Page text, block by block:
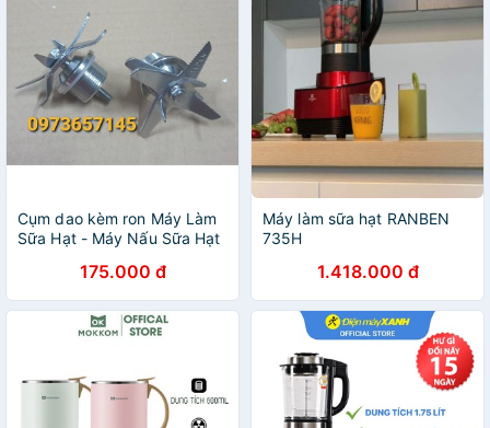
Cụm dao kèm ron Máy Làm
Sữa Hạt - Máy Nấu Sữa Hạt
175.000 đ
Máy làm sữa hạt RANBEN
735H
1.418.000 đ